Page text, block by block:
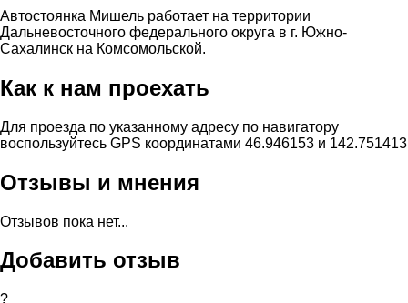
Автостоянка Мишель работает на территории
Дальневосточного федерального округа в г. Южно-
Сахалинск на Комсомольской.
Как к нам проехать
Для проезда по указанному адресу по навигатору
воспользуйтесь GPS координатами 46.946153 и 142.751413
Отзывы и мнения
Отзывов пока нет...
Добавить отзыв
?